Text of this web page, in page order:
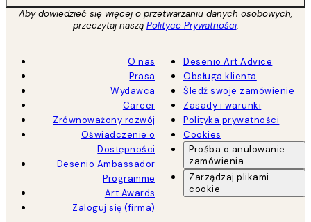
Aby dowiedzieć się więcej o przetwarzaniu danych osobowych,
przeczytaj naszą Polityce Prywatności.
O nas
Prasa
Wydawca
Career
Zrównoważony rozwój
Oświadczenie o
Dostępności
Desenio Ambassador
Programme
Art Awards
Zaloguj się (firma)
Desenio Art Advice
Obsługa klienta
Śledź swoje zamówienie
Zasady i warunki
Polityka prywatności
Cookies
Prośba o anulowanie
zamówienia
Zarządzaj plikami
cookie